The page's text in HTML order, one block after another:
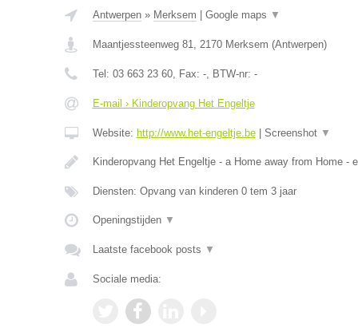
Antwerpen» Merksem Google maps ▼
Maantjessteenweg 81, 2170 Merksem (Antwerpen)
Tel: 03 663 23 60, Fax: -, BTW-nr: -
E-mail › Kinderopvang Het Engeltje
Website: http://www.het-engeltje.be| Screenshot ▼
Kinderopvang Het Engeltje - a Home away from Home -
Diensten: Opvang van kinderen 0 tem 3 jaar
Openingstijden ▼
Laatste facebook posts ▼
Sociale media: